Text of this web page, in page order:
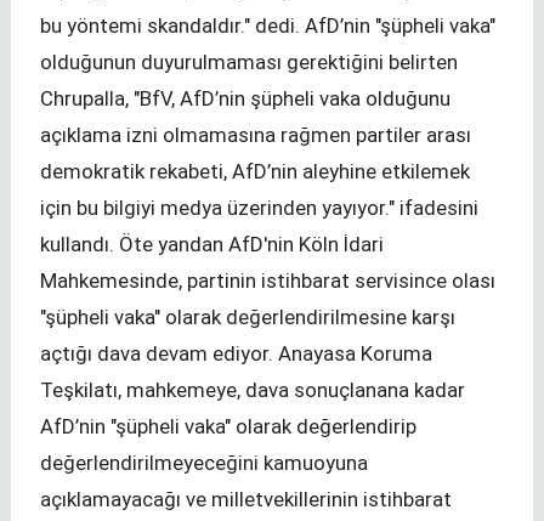
bu yöntemi skandaldır." dedi. AfD’nin "şüpheli vaka"
olduğunun duyurulmaması gerektiğini belirten
Chrupalla, "BfV, AfD’nin şüpheli vaka olduğunu
açıklama izni olmamasına rağmen partiler arası
demokratik rekabeti, AfD’nin aleyhine etkilemek
için bu bilgiyi medya üzerinden yayıyor." ifadesini
kullandı. Öte yandan AfD'nin Köln İdari
Mahkemesinde, partinin istihbarat servisince olası
"şüpheli vaka" olarak değerlendirilmesine karşı
açtığı dava devam ediyor. Anayasa Koruma
Teşkilatı, mahkemeye, dava sonuçlanana kadar
AfD’nin "şüpheli vaka" olarak değerlendirip
değerlendirilmeyeceğini kamuoyuna
açıklamayacağı ve milletvekillerinin istihbarat